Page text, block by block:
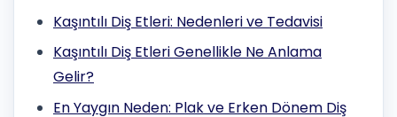
Kaşıntılı Diş Etleri: Nedenleri ve Tedavisi
Kaşıntılı Diş Etleri Genellikle Ne Anlama
Gelir?
En Yaygın Neden: Plak ve Erken Dönem Diş